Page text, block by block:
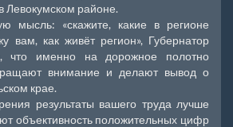
Левокумском районе.
мысль: «скажите, какие в регионе
вам, как живёт регион», Губернатор
что именно на дорожное полотно
внимание и делают вывод о
крае.
результаты вашего труда лучше
объективность положительных цифр